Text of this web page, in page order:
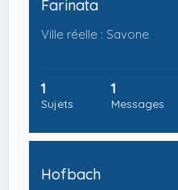
Farinata
Ville réelle : Savone
1
Sujets
1
Messages
Hofbach